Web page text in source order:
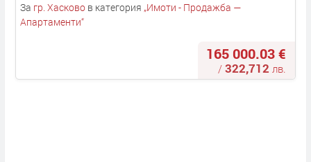
За гр. Хасковов категория „Имоти - Продажба —
Апартаменти“
165 000.03 €
/322,712 лв.